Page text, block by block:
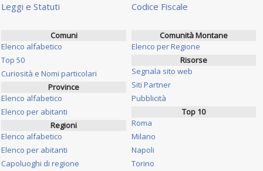
Leggi e Statuti
Codice Fiscale
Comuni
Elenco alfabetico
Top 50
Curiosità e Nomi particolari
Province
Elenco alfabetico
Elenco per abitanti
Regioni
Elenco alfabetico
Elenco per abitanti
Capoluoghi di regione
Comunità Montane
Elenco per Regione
Risorse
Segnala sito web
Siti Partner
Pubblicità
Top 10
Roma
Milano
Napoli
Torino